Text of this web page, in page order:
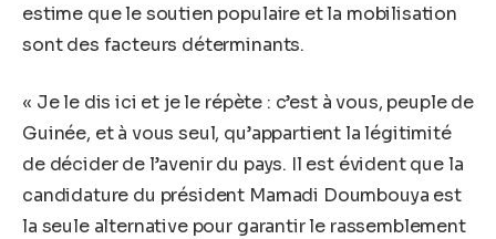
estime que le soutien populaire et la mobilisation
sont des facteurs déterminants.
« Je le dis ici et je le répète : c’est à vous, peuple de
Guinée, et à vous seul, qu’appartient la légitimité
de décider de l’avenir du pays. Il est évident que la
candidature du président Mamadi Doumbouya est
la seule alternative pour garantir le rassemblement